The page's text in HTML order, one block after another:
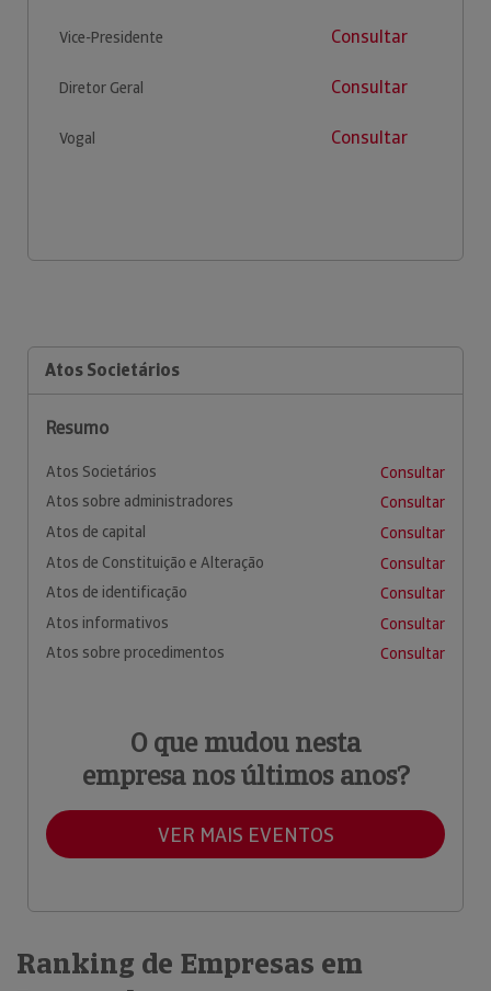
Vice-Presidente Consultar
Diretor Geral Consultar
Vogal Consultar
Atos Societários
Resumo
Atos Societários
Consultar
Atos sobre administradores
Consultar
Atos de capital
Consultar
Atos de Constituição e Alteração
Consultar
Atos de identificação
Consultar
Atos informativos
Consultar
Atos sobre procedimentos
Consultar
O que mudou nesta
empresa nos últimos anos?
VER MAIS EVENTOS
Ranking de Empresas em